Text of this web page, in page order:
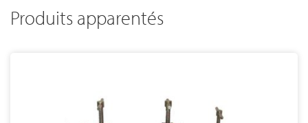
Produits apparentés